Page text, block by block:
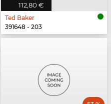
112,80 €
Ted Baker
391648 - 203